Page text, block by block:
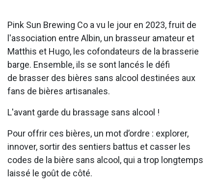
Pink Sun Brewing Co a vu le jour en 2023, fruit de
l'association entre Albin, un brasseur amateur et
Matthis et Hugo, les cofondateurs de la brasserie
barge. Ensemble, ils se sont lancés le défi
de brasser des bières sans alcool destinées aux
fans de bières artisanales.
L'avant garde du brassage sans alcool !
Pour offrir ces bières, un mot d’ordre : explorer,
innover, sortir des sentiers battus et casser les
codes de la bière sans alcool, qui a trop longtemps
laissé le goût de côté.